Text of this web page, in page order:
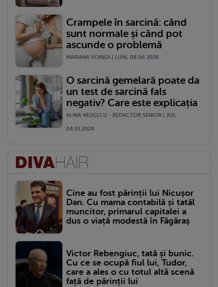
Crampele în sarcină: când
sunt normale și când pot
ascunde o problemă
MARIANA VOINEA | LUNI, 08.06.2026
O sarcină gemelară poate da
un test de sarcină fals
negativ? Care este explicația
ALINA NEDELCU - REDACTOR SENIOR | JOI,
04.01.2024
Cine au fost părinții lui Nicușor
Dan. Cu mama contabilă și tatăl
muncitor, primarul capitalei a
dus o viață modestă în Făgăraș
Victor Rebengiuc, tată și bunic.
Cu ce se ocupă fiul lui, Tudor,
care a ales o cu totul altă scenă
față de părinții lui